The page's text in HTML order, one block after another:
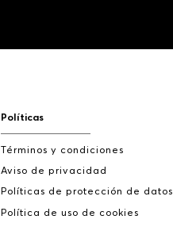
Políticas
Términos y condiciones
Aviso de privacidad
Políticas de protección de datos
Política de uso de cookies